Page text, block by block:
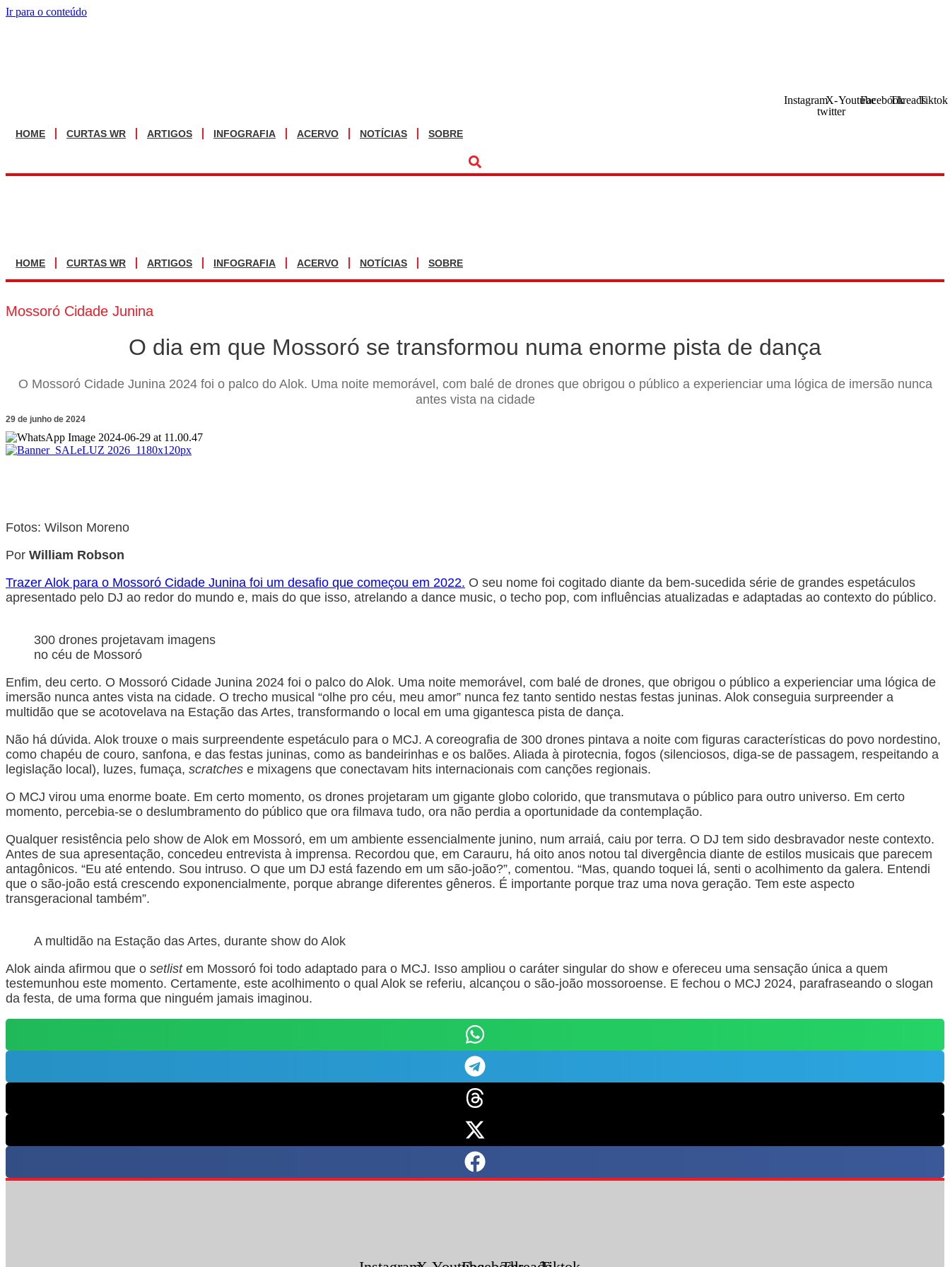
Ir para o conteúdo
InstagramX-
twitter
YoutubeFacebookThreadsTiktok
HOME CURTAS WR ARTIGOS INFOGRAFIA ACERVO NOTÍCIAS SOBRE
HOME CURTAS WR ARTIGOS INFOGRAFIA ACERVO NOTÍCIAS SOBRE
Mossoró Cidade Junina
O dia em que Mossoró se transformou numa enorme pista de dança
O Mossoró Cidade Junina 2024 foi o palco do Alok. Uma noite memorável, com balé de drones que obrigou o público a experienciar uma lógica de imersão nunca
antes vista na cidade
29 de junho de 2024
Fotos: Wilson Moreno
Por William Robson
Trazer Alok para o Mossoró Cidade Junina foi um desafio que começou em 2022. O seu nome foi cogitado diante da bem-sucedida série de grandes espetáculos
apresentado pelo DJ ao redor do mundo e, mais do que isso, atrelando a dance music, o techo pop, com influências atualizadas e adaptadas ao contexto do público.
300 drones projetavam imagens
no céu de Mossoró
Enfim, deu certo. O Mossoró Cidade Junina 2024 foi o palco do Alok. Uma noite memorável, com balé de drones, que obrigou o público a experienciar uma lógica de
imersão nunca antes vista na cidade. O trecho musical “olhe pro céu, meu amor” nunca fez tanto sentido nestas festas juninas. Alok conseguia surpreender a
multidão que se acotovelava na Estação das Artes, transformando o local em uma gigantesca pista de dança.
Não há dúvida. Alok trouxe o mais surpreendente espetáculo para o MCJ. A coreografia de 300 drones pintava a noite com figuras características do povo nordestino,
como chapéu de couro, sanfona, e das festas juninas, como as bandeirinhas e os balões. Aliada à pirotecnia, fogos (silenciosos, diga-se de passagem, respeitando a
legislação local), luzes, fumaça, scratches e mixagens que conectavam hits internacionais com canções regionais.
O MCJ virou uma enorme boate. Em certo momento, os drones projetaram um gigante globo colorido, que transmutava o público para outro universo. Em certo
momento, percebia-se o deslumbramento do público que ora filmava tudo, ora não perdia a oportunidade da contemplação.
Qualquer resistência pelo show de Alok em Mossoró, em um ambiente essencialmente junino, num arraiá, caiu por terra. O DJ tem sido desbravador neste contexto.
Antes de sua apresentação, concedeu entrevista à imprensa. Recordou que, em Carauru, há oito anos notou tal divergência diante de estilos musicais que parecem
antagônicos. “Eu até entendo. Sou intruso. O que um DJ está fazendo em um são-joão?”, comentou. “Mas, quando toquei lá, senti o acolhimento da galera. Entendi
que o são-joão está crescendo exponencialmente, porque abrange diferentes gêneros. É importante porque traz uma nova geração. Tem este aspecto
transgeracional também”.
A multidão na Estação das Artes, durante show do Alok
Alok ainda afirmou que o setlistem Mossoró foi todo adaptado para o MCJ. Isso ampliou o caráter singular do show e ofereceu uma sensação única a quem
testemunhou este momento. Certamente, este acolhimento o qual Alok se referiu, alcançou o são-joão mossoroense. E fechou o MCJ 2024, parafraseando o slogan
da festa, de uma forma que ninguém jamais imaginou.